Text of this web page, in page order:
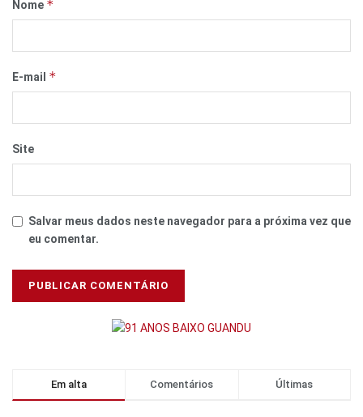
Nome *
E-mail *
Site
Salvar meus dados neste navegador para a próxima vez que
eu comentar.
Em alta Comentários Últimas